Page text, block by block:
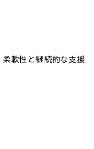
軟性と継続的な支援